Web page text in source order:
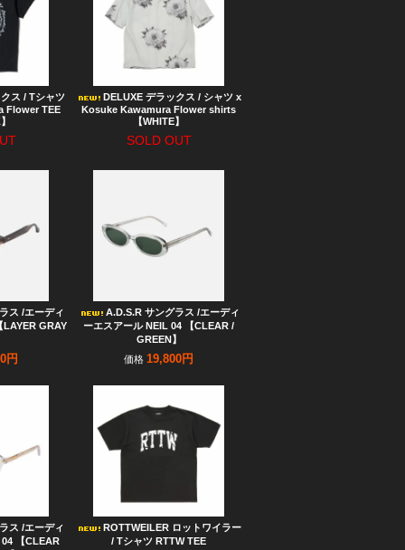
ス / Tシャツ
Flower TEE
DELUXE デラックス / シャツ x
Kosuke Kawamura Flower shirts
【WHITE】
SOLD OUT
ス /エーディ
LAYER GRAY
円
A.D.S.R サングラス /エーディ
ーエスアール NEIL 04 【CLEAR /
GREEN】
価格 19,800円
ス /エーディ
04 【CLEAR
ROTTWEILER ロットワイラー
/ Tシャツ RTTW TEE